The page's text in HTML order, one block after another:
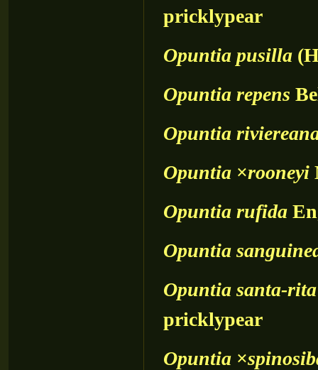
pricklypear
Opuntia pusilla
Opuntia repens
Opuntia
Opuntia ×rooneyi
Opuntia rufida
Opuntia
Opuntia santa-rita
pricklypear
Opuntia ×